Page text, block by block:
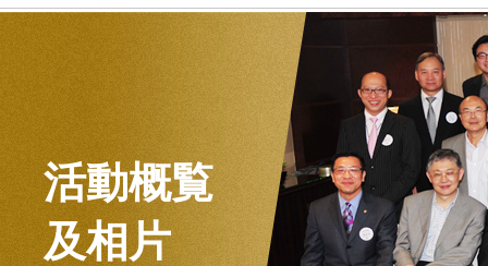
活動概覧
及相片